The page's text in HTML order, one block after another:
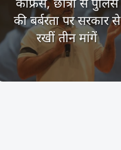
की बर्बरता पर सरकार से
रखीं तीन मांगें